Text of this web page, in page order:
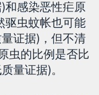
和感染恶性疟原
驱虫蚊帐也可能
证据)，但不清
虫的比例是否比
量证据)。